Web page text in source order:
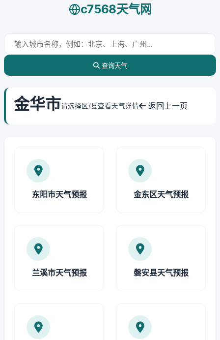
c7568天气网
查询天气
金华市请选择区/县查看天气详情 返回上一页
东阳市天气预报 金东区天气预报
兰溪市天气预报 磐安县天气预报